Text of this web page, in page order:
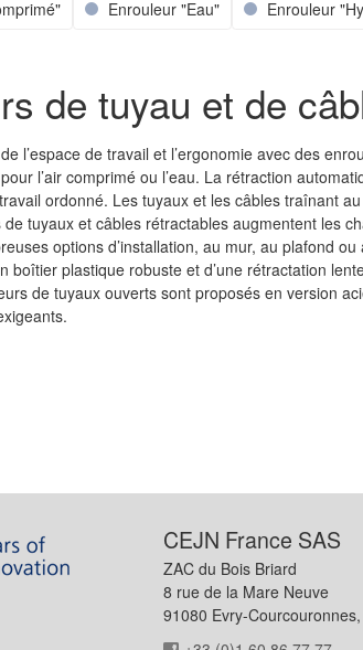
Enrouleur "Eau" Enrouleur
de tuyau et de
l’espace de travail et l’ergonomie avec des
l’air comprimé ou l’eau. La rétraction
ordonné. Les tuyaux et les câbles traînant
tuyaux et câbles rétractables augmentent les
options d’installation, au mur, au plafond
boîtier plastique robuste et d’une rétractation
de tuyaux ouverts sont proposés en version
CEJN France SAS
ZAC du Bois Briard
8 rue de la Mare Neuve
91080 Evry-